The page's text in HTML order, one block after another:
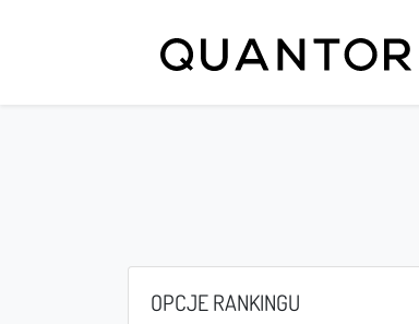
OPCJE RANKINGU